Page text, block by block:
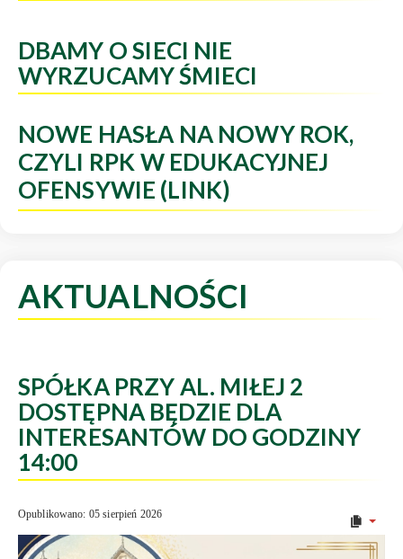
DBAMY O SIECI NIE
WYRZUCAMY ŚMIECI
NOWE HASŁA NA NOWY ROK,
CZYLI RPK W EDUKACYJNEJ
OFENSYWIE (LINK)
AKTUALNOŚCI
SPÓŁKA PRZY AL. MIŁEJ 2
DOSTĘPNA BĘDZIE DLA
INTERESANTÓW DO GODZINY
14:00
Opublikowano: 05 sierpień 2026